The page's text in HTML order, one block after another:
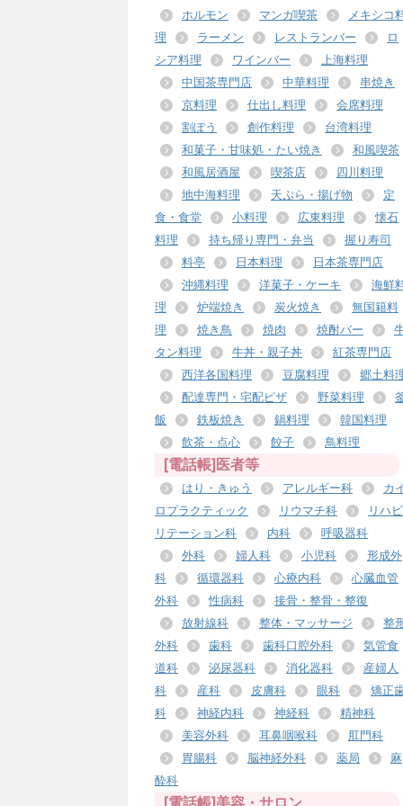
ホルモン
マンガ喫茶
メキシコ
理
ラーメン レストランバー
ロ
シア料理
ワインバー
上海料理
中国茶専門店
中華料理
串焼き
京料理
仕出し料理
会席料理
割ぽう
創作料理
台湾料理
和菓子・甘味処・たい焼き
和風喫茶
和風居酒屋
喫茶店
四川料理
地中海料理
天ぷら・揚げ物
定
食・食堂
小料理 広東料理
懐石
料理
持ち帰り専門・弁当
握り寿司
料亭
日本料理
日本茶専門店
沖縄料理
洋菓子・ケーキ
海鮮
理
炉端焼き 炭火焼き
無国籍料
理
焼き鳥 焼肉 焼酎バー
タン料理
牛丼・親子丼
紅茶専門店
西洋各国料理
豆腐料理
郷土料
配達専門・宅配ピザ
野菜料理
飯
鉄板焼き 鍋料理
韓国料理
飲茶・点心
餃子 鳥料理
[電話帳]医者等
はり・きゅう アレルギー科
カ
ロプラクティック
リウマチ科
リハビ
リテーション科
内科
呼吸器科
外科
婦人科 小児科
形成外
科
循環器科 心療内科
心臓血管
外科
性病科
接骨・整骨・整復
放射線科
整体・マッサージ
整
外科
歯科 歯科口腔外科
気管食
道科
泌尿器科 消化器科
産婦人
科
産科 皮膚科 眼科
矯正
科
神経内科 神経科
精神科
美容外科
耳鼻咽喉科
肛門科
胃腸科
脳神経外科 薬局
麻
酔科